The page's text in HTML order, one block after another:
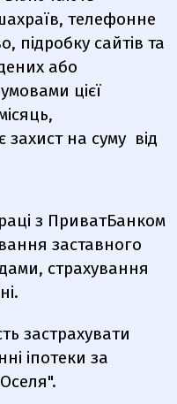
телефонне
підробку сайтів та
або
цієї
на суму від
з ПриватБанком
заставного
страхування
застрахувати
іпотеки за